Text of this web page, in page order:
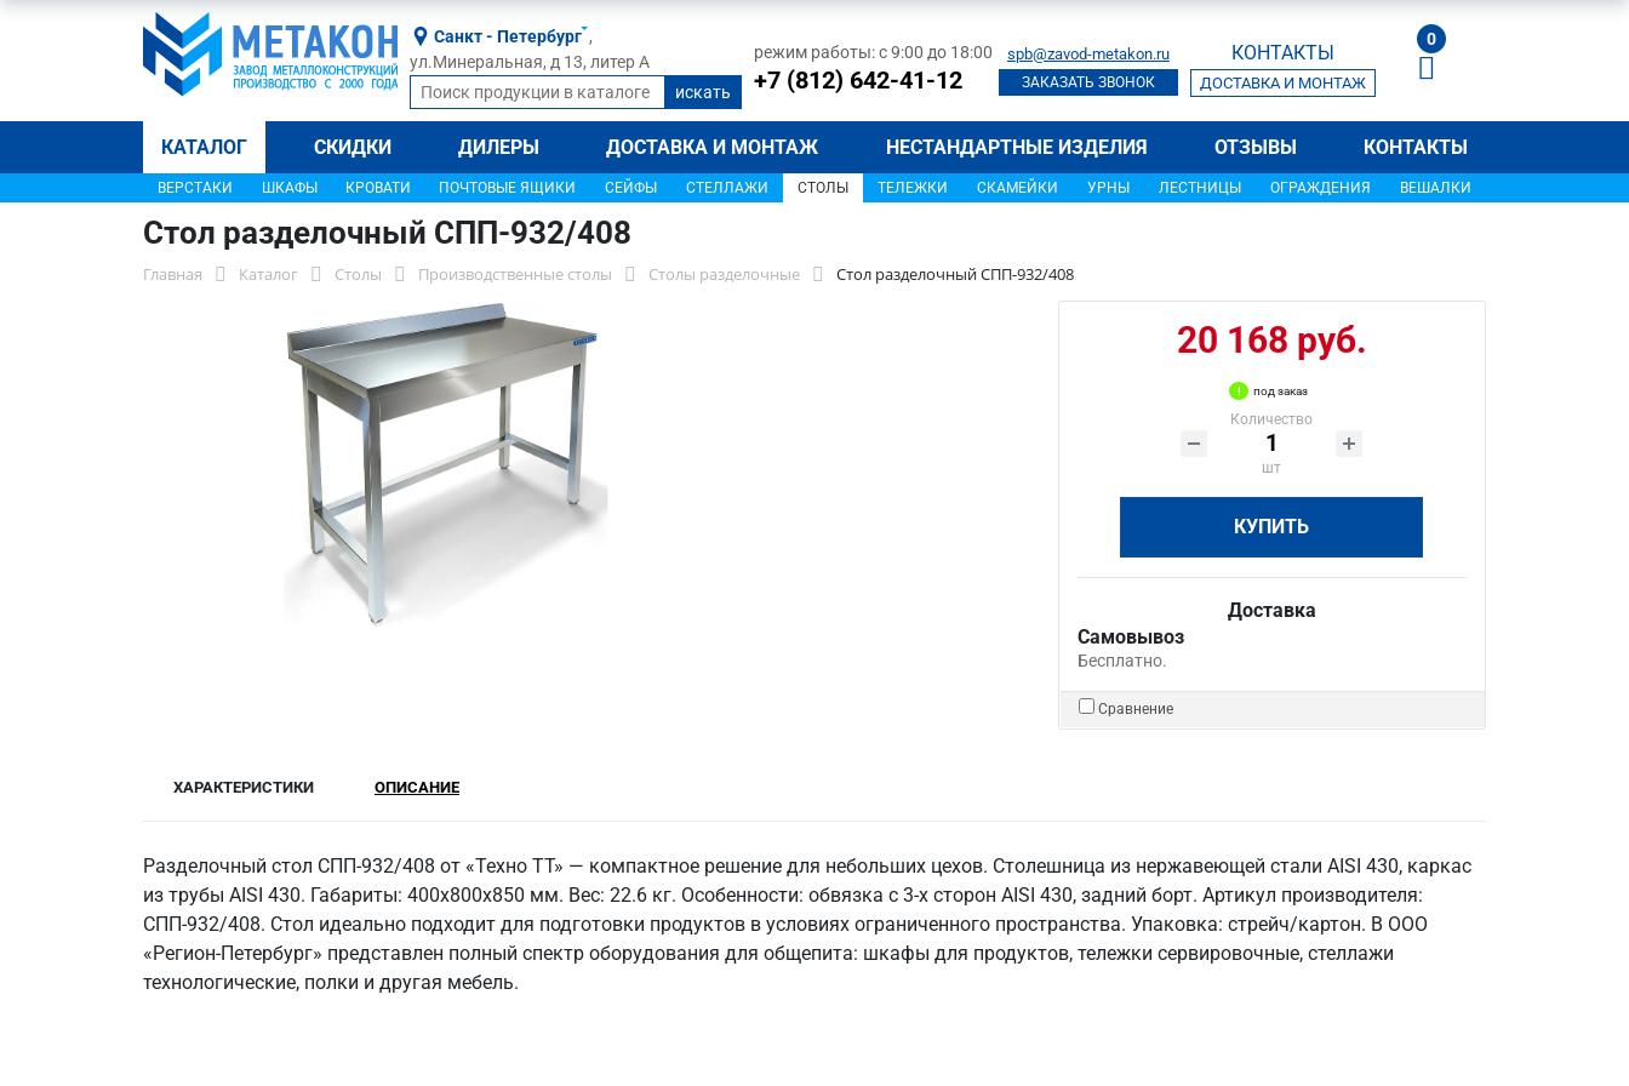
Санкт - Петербург ,
ул.Минеральная, д 13, литер А
режим работы: с 9:00 до 18:00
+7 (812) 642-41-12
spb@zavod-metakon.ru
ЗАКАЗАТЬ ЗВОНОК
КОНТАКТЫ
ДОСТАВКА И МОНТАЖ
0
КАТАЛОГ СКИДКИ ДИЛЕРЫ ДОСТАВКА И МОНТАЖ НЕСТАНДАРТНЫЕ ИЗДЕЛИЯ ОТЗЫВЫ КОНТАКТЫ
ВЕРСТАКИ ШКАФЫ КРОВАТИ ПОЧТОВЫЕ ЯЩИКИ СЕЙФЫ СТЕЛЛАЖИ СТОЛЫ ТЕЛЕЖКИ СКАМЕЙКИ УРНЫ ЛЕСТНИЦЫ ОГРАЖДЕНИЯ ВЕШАЛКИ
Стол разделочный СПП-932/408
Главная Каталог Столы Производственные столы Столы разделочные Стол разделочный СПП-932/408
20 168 руб.
под заказ
Количество
шт
КУПИТЬ
Доставка
Самовывоз
Бесплатно.
Сравнение
ХАРАКТЕРИСТИКИ ОПИСАНИЕ
Разделочный стол СПП-932/408 от «Техно ТТ» — компактное решение для небольших цехов. Столешница из нержавеющей стали AISI 430, каркас
из трубы AISI 430. Габариты: 400x800x850 мм. Вес: 22.6 кг. Особенности: обвязка с 3-х сторон AISI 430, задний борт. Артикул производителя:
СПП-932/408. Стол идеально подходит для подготовки продуктов в условиях ограниченного пространства. Упаковка: стрейч/картон. В ООО
«Регион-Петербург» представлен полный спектр оборудования для общепита: шкафы для продуктов, тележки сервировочные, стеллажи
технологические, полки и другая мебель.